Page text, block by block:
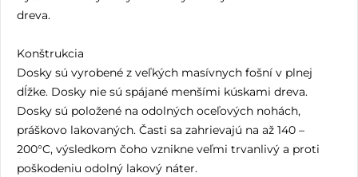
dreva.
Konštrukcia
Dosky sú vyrobené z veľkých masívnych fošní v plnej
dĺžke. Dosky nie sú spájané menšími kúskami dreva.
Dosky sú položené na odolných oceľových nohách,
práškovo lakovaných. Časti sa zahrievajú na až 140 –
200°C, výsledkom čoho vznikne veľmi trvanlivý a proti
poškodeniu odolný lakový náter.